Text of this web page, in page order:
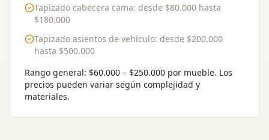
Tapizado cabecera cama: desde $80.000 hasta
$180.000
Tapizado asientos de vehículo: desde $200.000
hasta $500.000
Rango general: $60.000 – $250.000 por mueble. Los
precios pueden variar según complejidad y
materiales.